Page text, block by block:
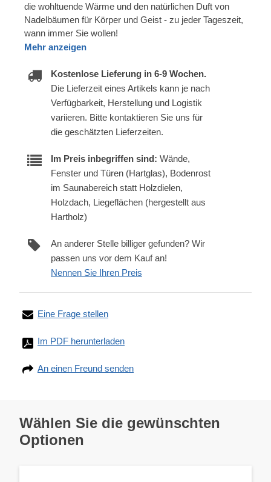
die wohltuende Wärme und den natürlichen Duft von
Nadelbäumen für Körper und Geist - zu jeder Tageszeit,
wann immer Sie wollen!
Mehr anzeigen
Kostenlose Lieferung in 6-9 Wochen.
Die Lieferzeit eines Artikels kann je nach
Verfügbarkeit, Herstellung und Logistik
variieren. Bitte kontaktieren Sie uns für
die geschätzten Lieferzeiten.
Im Preis inbegriffen sind: Wände,
Fenster und Türen (Hartglas), Bodenrost
im Saunabereich statt Holzdielen,
Holzdach, Liegeflächen (hergestellt aus
Hartholz)
An anderer Stelle billiger gefunden? Wir
passen uns vor dem Kauf an!
Nennen Sie Ihren Preis
Eine Frage stellen
Im PDF herunterladen
An einen Freund senden
Wählen Sie die gewünschten
Optionen